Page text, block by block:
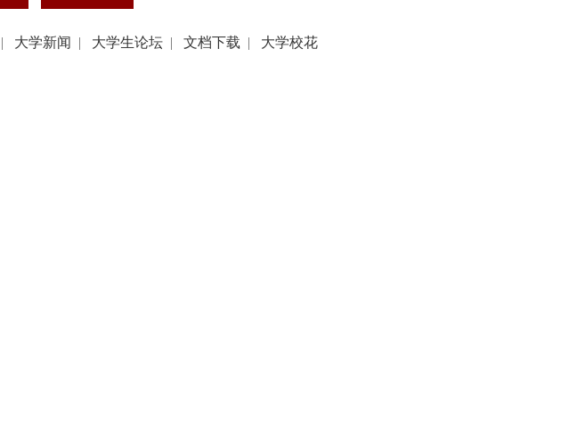
| 大学新闻 | 大学生论坛 | 文档下载 | 大学校花